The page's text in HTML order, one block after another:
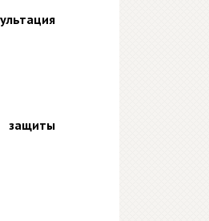
защиты